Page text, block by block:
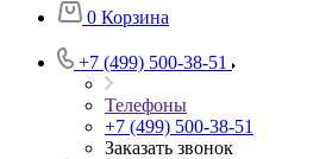
0 Корзина
+7 (499) 500-38-51
Телефоны
+7 (499) 500-38-51
Заказать звонок